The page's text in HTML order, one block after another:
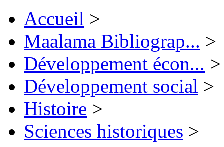
Accueil >
Maalama Bibliograp... >
Développement écon... >
Développement social >
Histoire >
Sciences historiques >